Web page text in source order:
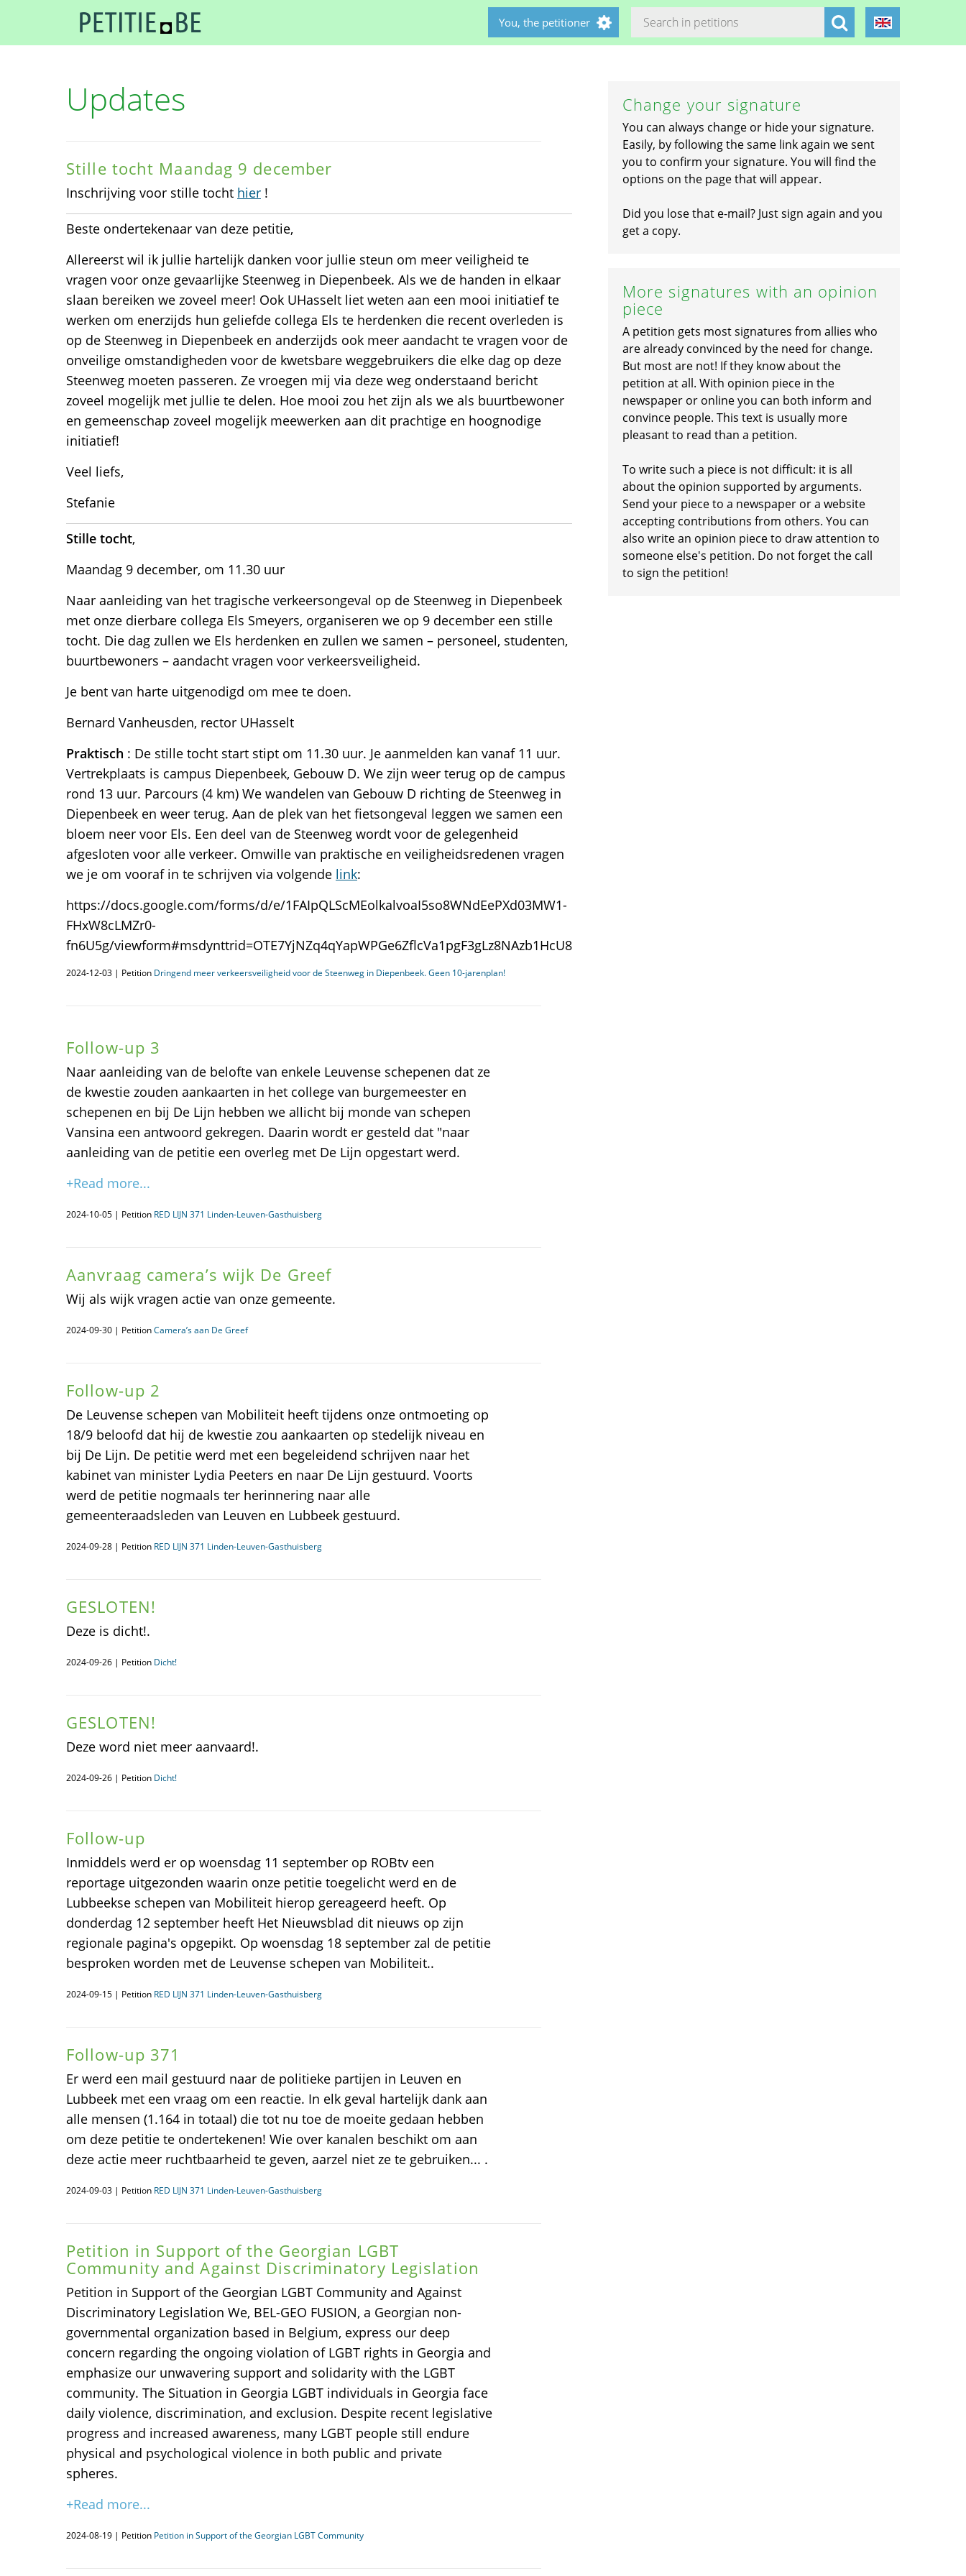
You, the petitioner
Updates
Stille tocht Maandag 9 december
Inschrijving voor stille tocht hier !
Beste ondertekenaar van deze petitie,
Allereerst wil ik jullie hartelijk danken voor jullie steun om meer veiligheid te
vragen voor onze gevaarlijke Steenweg in Diepenbeek. Als we de handen in elkaar
slaan bereiken we zoveel meer! Ook UHasselt liet weten aan een mooi initiatief te
werken om enerzijds hun geliefde collega Els te herdenken die recent overleden is
op de Steenweg in Diepenbeek en anderzijds ook meer aandacht te vragen voor de
onveilige omstandigheden voor de kwetsbare weggebruikers die elke dag op deze
Steenweg moeten passeren. Ze vroegen mij via deze weg onderstaand bericht
zoveel mogelijk met jullie te delen. Hoe mooi zou het zijn als we als buurtbewoner
en gemeenschap zoveel mogelijk meewerken aan dit prachtige en hoognodige
initiatief!
Veel liefs,
Stefanie
Stille tocht,
Maandag 9 december, om 11.30 uur
Naar aanleiding van het tragische verkeersongeval op de Steenweg in Diepenbeek
met onze dierbare collega Els Smeyers, organiseren we op 9 december een stille
tocht. Die dag zullen we Els herdenken en zullen we samen – personeel, studenten,
buurtbewoners – aandacht vragen voor verkeersveiligheid.
Je bent van harte uitgenodigd om mee te doen.
Bernard Vanheusden, rector UHasselt
Praktisch : De stille tocht start stipt om 11.30 uur. Je aanmelden kan vanaf 11 uur.
Vertrekplaats is campus Diepenbeek, Gebouw D. We zijn weer terug op de campus
rond 13 uur. Parcours (4 km) We wandelen van Gebouw D richting de Steenweg in
Diepenbeek en weer terug. Aan de plek van het fietsongeval leggen we samen een
bloem neer voor Els. Een deel van de Steenweg wordt voor de gelegenheid
afgesloten voor alle verkeer. Omwille van praktische en veiligheidsredenen vragen
we je om vooraf in te schrijven via volgende link:
https://docs.google.com/forms/d/e/1FAIpQLScMEolkalvoaI5so8WNdEePXd03MW1-
FHxW8cLMZr0-
fn6U5g/viewform#msdynttrid=OTE7YjNZq4qYapWPGe6ZflcVa1pgF3gLz8NAzb1HcU8
2024-12-03 | Petition Dringend meer verkeersveiligheid voor de Steenweg in Diepenbeek. Geen 10-jarenplan!
Follow-up 3
Naar aanleiding van de belofte van enkele Leuvense schepenen dat ze
de kwestie zouden aankaarten in het college van burgemeester en
schepenen en bij De Lijn hebben we allicht bij monde van schepen
Vansina een antwoord gekregen. Daarin wordt er gesteld dat "naar
aanleiding van de petitie een overleg met De Lijn opgestart werd.
+Read more...
2024-10-05 | Petition RED LIJN 371 Linden-Leuven-Gasthuisberg
Aanvraag camera’s wijk De Greef
Wij als wijk vragen actie van onze gemeente.
2024-09-30 | PetitionCamera’s aan De Greef
Follow-up 2
De Leuvense schepen van Mobiliteit heeft tijdens onze ontmoeting op
18/9 beloofd dat hij de kwestie zou aankaarten op stedelijk niveau en
bij De Lijn. De petitie werd met een begeleidend schrijven naar het
kabinet van minister Lydia Peeters en naar De Lijn gestuurd. Voorts
werd de petitie nogmaals ter herinnering naar alle
gemeenteraadsleden van Leuven en Lubbeek gestuurd.
2024-09-28 | Petition RED LIJN 371 Linden-Leuven-Gasthuisberg
GESLOTEN!
Deze is dicht!.
2024-09-26 | Petition Dicht!
GESLOTEN!
Deze word niet meer aanvaard!.
2024-09-26 | Petition Dicht!
Follow-up
Inmiddels werd er op woensdag 11 september op ROBtv een
reportage uitgezonden waarin onze petitie toegelicht werd en de
Lubbeekse schepen van Mobiliteit hierop gereageerd heeft. Op
donderdag 12 september heeft Het Nieuwsblad dit nieuws op zijn
regionale pagina's opgepikt. Op woensdag 18 september zal de petitie
besproken worden met de Leuvense schepen van Mobiliteit..
2024-09-15 | Petition RED LIJN 371 Linden-Leuven-Gasthuisberg
Follow-up 371
Er werd een mail gestuurd naar de politieke partijen in Leuven en
Lubbeek met een vraag om een reactie. In elk geval hartelijk dank aan
alle mensen (1.164 in totaal) die tot nu toe de moeite gedaan hebben
om deze petitie te ondertekenen! Wie over kanalen beschikt om aan
deze actie meer ruchtbaarheid te geven, aarzel niet ze te gebruiken... .
2024-09-03 | Petition RED LIJN 371 Linden-Leuven-Gasthuisberg
Petition in Support of the Georgian LGBT
Community and Against Discriminatory Legislation
Petition in Support of the Georgian LGBT Community and Against
Discriminatory Legislation We, BEL-GEO FUSION, a Georgian non-
governmental organization based in Belgium, express our deep
concern regarding the ongoing violation of LGBT rights in Georgia and
emphasize our unwavering support and solidarity with the LGBT
community. The Situation in Georgia LGBT individuals in Georgia face
daily violence, discrimination, and exclusion. Despite recent legislative
progress and increased awareness, many LGBT people still endure
physical and psychological violence in both public and private
spheres.
+Read more...
2024-08-19 | Petition Petition in Support of the Georgian LGBT Community
Change your signature
You can always change or hide your signature.
Easily, by following the same link again we sent
you to confirm your signature. You will find the
options on the page that will appear.
Did you lose that e-mail? Just sign again and you
get a copy.
More signatures with an opinion
piece
A petition gets most signatures from allies who
are already convinced by the need for change.
But most are not! If they know about the
petition at all. With opinion piece in the
newspaper or online you can both inform and
convince people. This text is usually more
pleasant to read than a petition.
To write such a piece is not difficult: it is all
about the opinion supported by arguments.
Send your piece to a newspaper or a website
accepting contributions from others. You can
also write an opinion piece to draw attention to
someone else's petition. Do not forget the call
to sign the petition!